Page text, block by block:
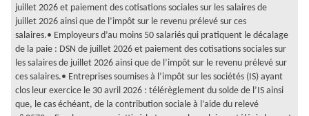
juillet 2026 et paiement des cotisations sociales sur les salaires de
juillet 2026 ainsi que de l’impôt sur le revenu prélevé sur ces
salaires.• Employeurs d’au moins 50 salariés qui pratiquent le décalage
de la paie : DSN de juillet 2026 et paiement des cotisations sociales sur
les salaires de juillet 2026 ainsi que de l’impôt sur le revenu prélevé sur
ces salaires.• Entreprises soumises à l’impôt sur les sociétés (IS) ayant
clos leur exercice le 30 avril 2026 : télérèglement du solde de l’IS ainsi
que, le cas échéant, de la contribution sociale à l’aide du relevé